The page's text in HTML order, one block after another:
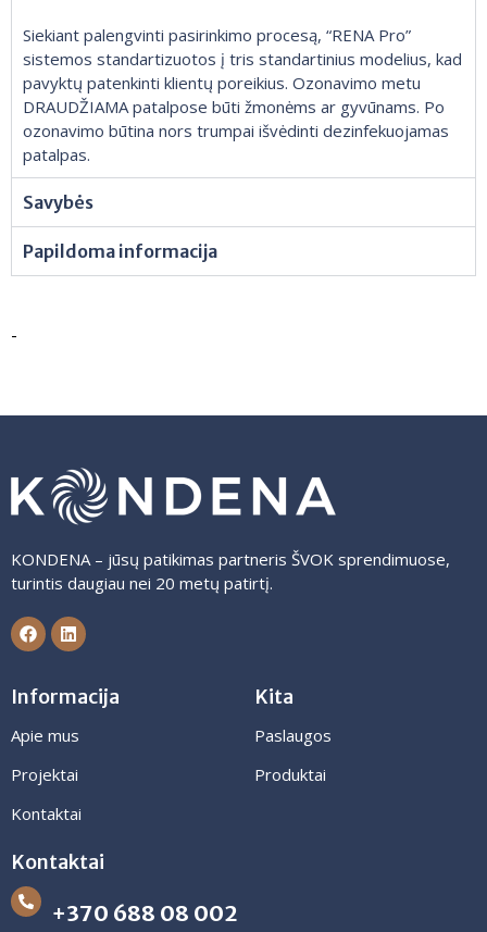
Siekiant palengvinti pasirinkimo procesą, “RENA Pro”
sistemos standartizuotos į tris standartinius modelius, kad
pavyktų patenkinti klientų poreikius. Ozonavimo metu
DRAUDŽIAMA patalpose būti žmonėms ar gyvūnams. Po
ozonavimo būtina nors trumpai išvėdinti dezinfekuojamas
patalpas.
Savybės
Papildoma informacija
-
KONDENA – jūsų patikimas partneris ŠVOK sprendimuose,
turintis daugiau nei 20 metų patirtį.
Informacija
Apie mus
Projektai
Kontaktai
Kita
Paslaugos
Produktai
Kontaktai
+370 688 08 002